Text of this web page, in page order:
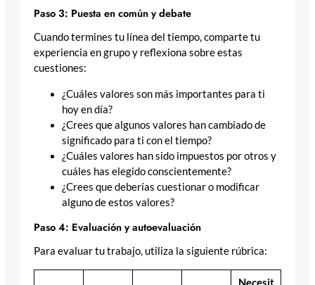
Paso 3: Puesta en común y debate
Cuando termines tu línea del tiempo, comparte tu
experiencia en grupo y reflexiona sobre estas
cuestiones:
¿Cuáles valores son más importantes para ti
hoy en día?
¿Crees que algunos valores han cambiado de
significado para ti con el tiempo?
¿Cuáles valores han sido impuestos por otros y
cuáles has elegido conscientemente?
¿Crees que deberías cuestionar o modificar
alguno de estos valores?
Paso 4: Evaluación y autoevaluación
Para evaluar tu trabajo, utiliza la siguiente rúbrica:
Necesit